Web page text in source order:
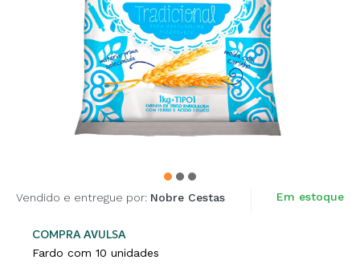
Vendido e entregue por: Nobre Cestas Em estoque
COMPRA AVULSA
Fardo com 10 unidades